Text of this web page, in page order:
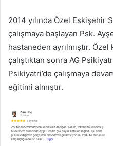
2014 yılında Özel Eskişehir
çalışmaya başlayan Psk.
hastaneden ayrılmıştır.
çalıştıktan sonra AG
Psikiyatri’de çalışmaya
eğitimi almıştır.